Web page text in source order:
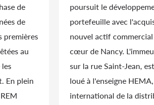
de
de
premières
au
En plein
poursuit le
portefeuille avec
nouvel actif
cœur de Nancy.
sur la rue Saint-Jean,
loué à l'enseigne
international de la